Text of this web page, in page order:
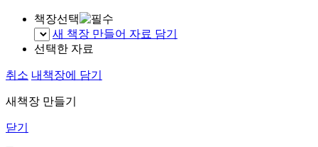
책장선택
새 책장 만들어 자료 담기
선택한 자료
취소 내책장에 담기
새책장 만들기
닫기